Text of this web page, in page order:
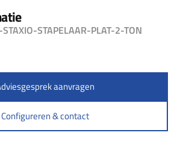
STAPELAAR-PLAT-2-TON
aanvragen
Configureren & contact